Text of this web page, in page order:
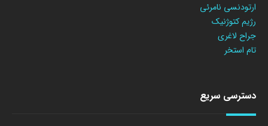
ارتودنسی نامرئی
رژیم کتوژنیک
جراح لاغری
تام استخر
دسترسی سریع